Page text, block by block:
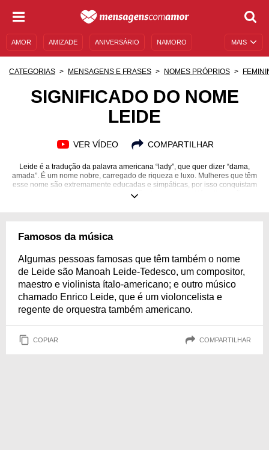
MAIS
AMOR AMIZADE ANIVERSÁRIO NAMORO
MENSAGENS DE ANIVERSÁRIO
CATEGORIAS MENSAGENS E FRASES NOMES PRÓPRIOS
SIGNIFICADO DO NOME
LEIDE
VER VÍDEO COMPARTILHAR
Leide é a tradução da palavra americana “lady”, que quer dizer “dama,
amada”. É um nome nobre, carregado de riqueza e luxo. Mulheres que têm
esse nome são extremamente educadas e simpáticas, por isso conquistam
rapidamente a confiança e o coração das pessoas. Além disso, são
mais sobre Leide? Confira nossas frases sobre esse nome!
Famosos da música
Algumas pessoas famosas que têm também o nome
de Leide são Manoah Leide-Tedesco, um compositor,
maestro e violinista ítalo-americano; e outro músico
chamado Enrico Leide, que é um violoncelista e
regente de orquestra também americano.
COPIAR COMPARTILHAR